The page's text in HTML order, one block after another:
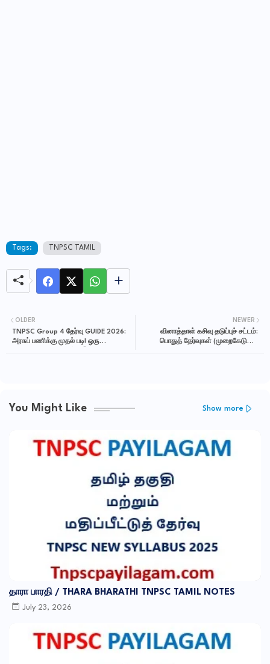
Tags: TNPSC TAMIL
NEWER
வினாத்தாள் கசிவு தடுப்புச் சட்டம்:
பொதுத் தேர்வுகள் (முறைகேடுகள்
OLDER
TNPSC Group 4 தேர்வு GUIDE 2026:
அரசுப் பணிக்கு முதல் படி! ஒரு
You Might Like Show more
தாரா பாரதி / THARA BHARATHI TNPSC TAMIL NOTES
July 23, 2026